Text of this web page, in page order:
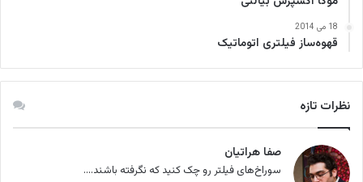
18 می 2014
قهوه‌ساز فیلتری اتوماتیک
نظرات تازه
صفا هراتیان
سوراخ‌های فیلتر رو چک کنید که نگرفته باشند....